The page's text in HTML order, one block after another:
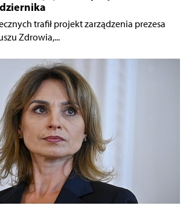
trafił projekt zarządzenia prezesa
Zdrowia,...